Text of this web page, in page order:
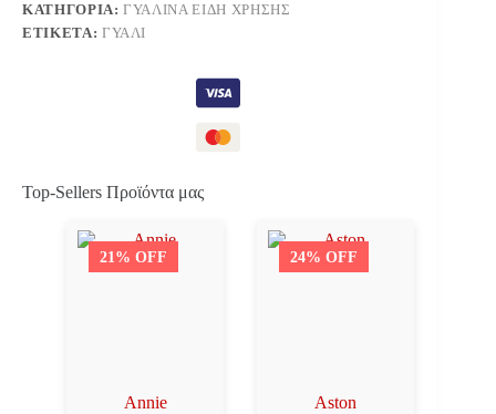
ΚΑΤΗΓΟΡΊΑ:ΓΥΆΛΙΝΑ ΕΊΔΗ ΧΡΉΣΗΣ
ΕΤΙΚΈΤΑ: ΓΥΑΛΊ
Top-Sellers Προϊόντα μας
21% OFF
Annie
24% OFF
Aston